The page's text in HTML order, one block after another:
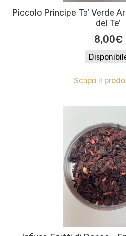
Piccolo Principe Te' Verde
del Te'
8,00€
Scopri il